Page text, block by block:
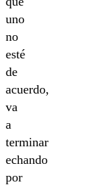
uno
no
esté
de
acuerdo,
va
a
terminar
echando
por